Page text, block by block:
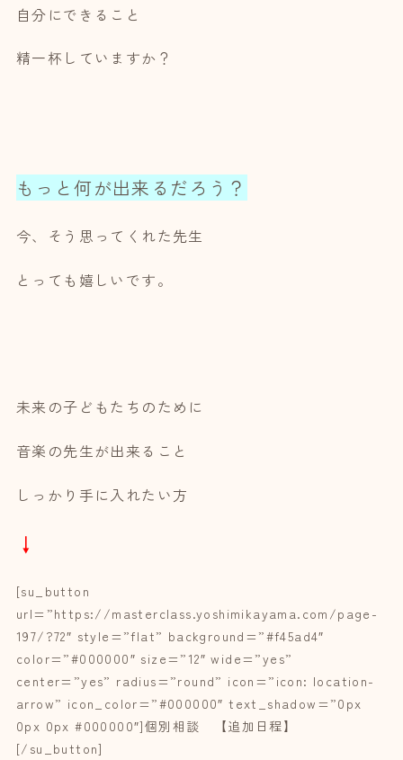
自分にできること
精一杯していますか？
もっと何が出来るだろう？
今、そう思ってくれた先生
とっても嬉しいです。
未来の子どもたちのために
音楽の先生が出来ること
しっかり手に入れたい方
↓
[su_button
url=”https://masterclass.yoshimikayama.com/page-
197/?72″ style=”flat” background=”#f45ad4″
color=”#000000″ size=”12″ wide=”yes”
center=”yes” radius=”round” icon=”icon: location-
arrow” icon_color=”#000000″ text_shadow=”0px
0px 0px #000000″]個別相談 【追加日程】
[/su_button]